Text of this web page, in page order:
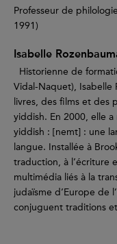
Professeur de
1991)
Isabelle
Historienne de
Vidal-Naquet), Isabelle
livres, des films et des
yiddish. En 2000, elle a
yiddish : [nemt] : une
langue. Installée à
traduction, à l’écriture
multimédia liés à la
judaïsme d’Europe de
conjuguent traditions